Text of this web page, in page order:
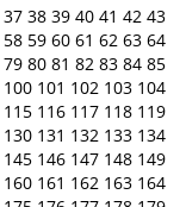
37 38 39 40 41 42 43
58 59 60 61 62 63 64
79 80 81 82 83 84 85
100 101 102 103 104
115 116 117 118 119
130 131 132 133 134
145 146 147 148 149
160 161 162 163 164